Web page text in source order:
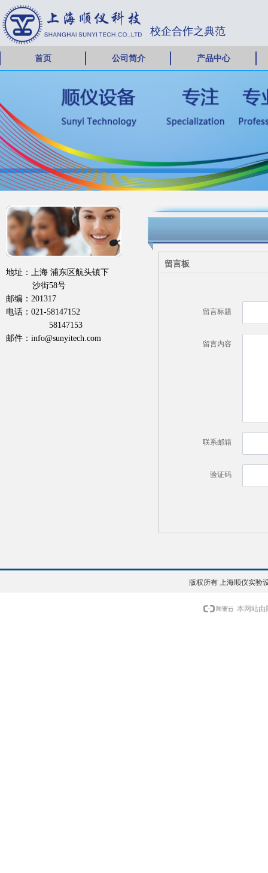
首页 公司简介 产品中心
校企合作之典范
地址：上海 浦东区航头镇下
沙街58号
邮编：201317
电话：021-58147152
58147153
邮件：info@sunyitech.com
留言板
留言标题
留言内容
联系邮箱
验证码
版权所有 上海顺仪实验
本网站由